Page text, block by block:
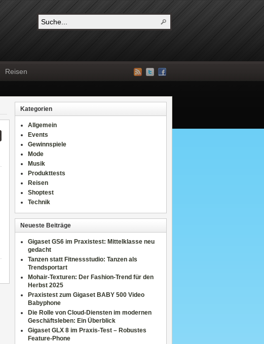
Reisen
Kategorien
Allgemein
Events
Gewinnspiele
Mode
Musik
Produkttests
Reisen
Shoptest
Technik
Neueste Beiträge
Gigaset GS6 im Praxistest: Mittelklasse neu
gedacht
Tanzen statt Fitnessstudio: Tanzen als
Trendsportart
Mohair-Texturen: Der Fashion-Trend für den
Herbst 2025
Praxistest zum Gigaset BABY 500 Video
Babyphone
Die Rolle von Cloud-Diensten im modernen
Geschäftsleben: Ein Überblick
Gigaset GLX 8 im Praxis-Test – Robustes
Feature-Phone